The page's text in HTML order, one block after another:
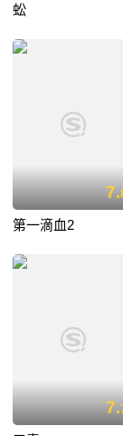
蚣
7.
第一滴血2
7.